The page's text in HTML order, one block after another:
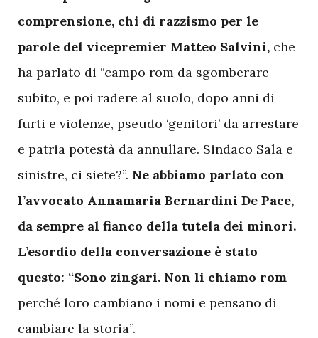
comprensione, chi di razzismo per le
parole del vicepremier Matteo Salvini, che
ha parlato di “campo rom da sgomberare
subito, e poi radere al suolo, dopo anni di
furti e violenze, pseudo ‘genitori’ da arrestare
e patria potestà da annullare. Sindaco Sala e
sinistre, ci siete?”. Ne abbiamo parlato con
l’avvocato Annamaria Bernardini De Pace,
da sempre al fianco della tutela dei minori.
L’esordio della conversazione è stato
questo: “Sono zingari. Non li chiamo rom
perché loro cambiano i nomi e pensano di
cambiare la storia”.